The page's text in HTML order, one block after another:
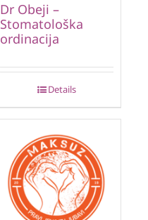
Dr Obeji –
Stomatološka
ordinacija
Details